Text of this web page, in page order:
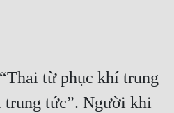
từ phục khí trung
tức”. Người khi